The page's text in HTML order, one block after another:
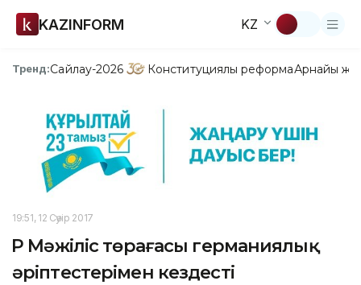
KAZINFORM KZ
Тренд:Сайлау-2026 Конституциялық реформаАрнайы
19:51, 12 Сәуір 2017
ҚР Мәжіліс төрағасы германиялық
әріптестерімен кездесті